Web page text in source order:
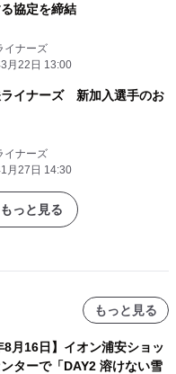
協定を締結
イナーズ
月22日 13:00
イナーズ 新加入選手のお
イナーズ
月27日 14:30
っと見る
もっと見る
8月16日】イオン浦安ショッ
ターで「DAY2 溶けない雪